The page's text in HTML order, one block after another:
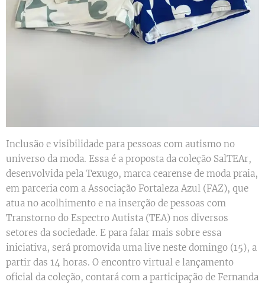
Inclusão e visibilidade para pessoas com autismo no
universo da moda. Essa é a proposta da coleção SalTEAr,
desenvolvida pela Texugo, marca cearense de moda praia,
em parceria com a Associação Fortaleza Azul (FAZ), que
atua no acolhimento e na inserção de pessoas com
Transtorno do Espectro Autista (TEA) nos diversos
setores da sociedade. E para falar mais sobre essa
iniciativa, será promovida uma live neste domingo (15), a
partir das 14 horas. O encontro virtual e lançamento
oficial da coleção, contará com a participação de Fernanda